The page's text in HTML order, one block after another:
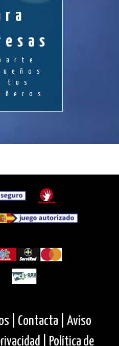
tus
| Contacta |
Aviso
|
Política de